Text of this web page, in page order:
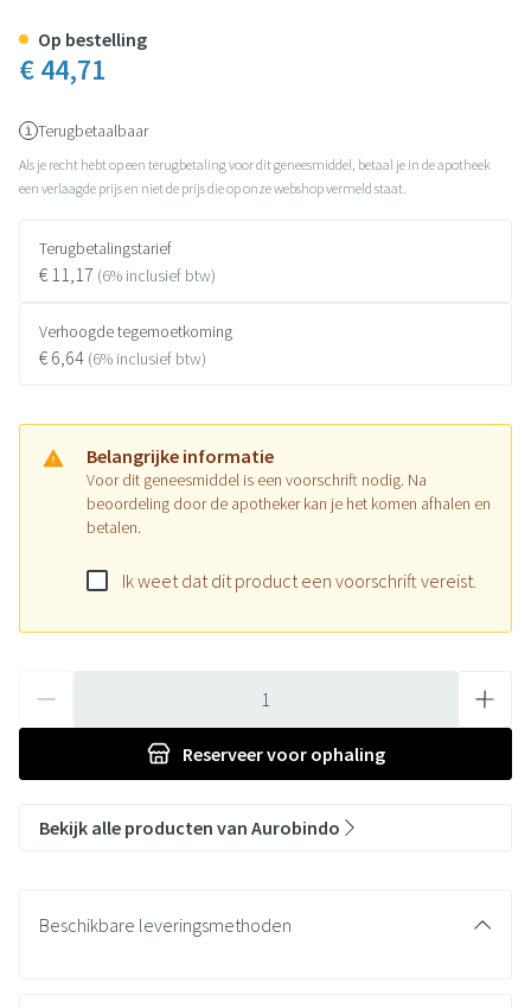
€ 44,71
Terugbetaalbaar
Als je recht hebt op een terugbetaling voor dit geneesmiddel, betaal je in de apotheek
een verlaagde prijs en niet de prijs die op onze webshop vermeld staat.
Terugbetalingstarief
€ 11,17 (6% inclusief btw)
Verhoogde tegemoetkoming
€ 6,64 (6% inclusief btw)
Belangrijke informatie
Voor dit geneesmiddel is een voorschrift nodig. Na
beoordeling door de apotheker kan je het komen afhalen en
betalen.
Ik weet dat dit product een voorschrift vereist.
Reserveervoor ophaling
Op bestelling
Bekijk alle producten van Aurobindo
Beschikbare leveringsmethoden